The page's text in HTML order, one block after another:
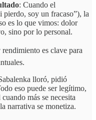
: Cuando el
pierdo, soy un fracaso”), la
es lo que vimos: dolor
sino por lo personal.
es clave para
lloró, pidió
eso puede ser legítimo,
más se necesita
narrativa se monetiza.